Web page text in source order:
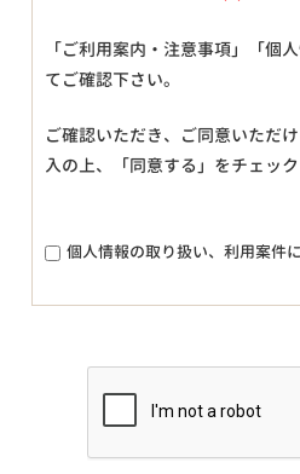
「ご利用案内・注意事項」「個
てご確認下さい。
ご確認いただき、ご同意いただ
入の上、「同意する」をチェック
個人情報の取り扱い、利用案件